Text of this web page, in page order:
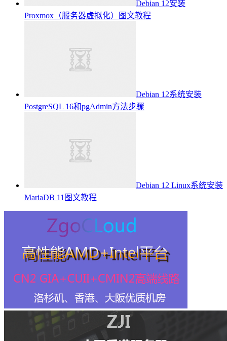
Debian 12安装
Proxmox（服务器虚拟化）图文教程
Debian 12系统安装
PostgreSQL 16和pgAdmin方法步骤
Debian 12 Linux系统安装
MariaDB 11图文教程